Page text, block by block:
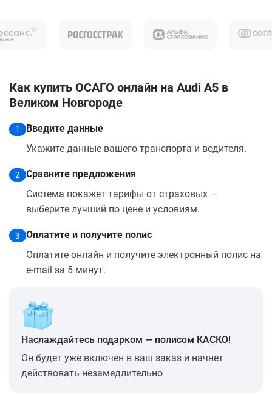
Как купить ОСАГО онлайн на Audi A5 в
Великом Новгороде
1
Введите данные
Укажите данные вашего транспорта и водителя.
2
Сравните предложения
Система покажет тарифы от страховых —
выберите лучший по цене и условиям.
3
Оплатите и получите полис
Оплатите онлайн и получите электронный полис на
e-mail за 5 минут.
Наслаждайтесь подарком — полисом КАСКО!
Он будет уже включен в ваш заказ и начнет
действовать незамедлительно